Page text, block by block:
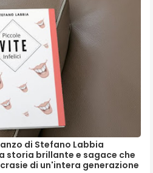
di Stefano Labbia
storia brillante e sagace che
di un'intera generazione